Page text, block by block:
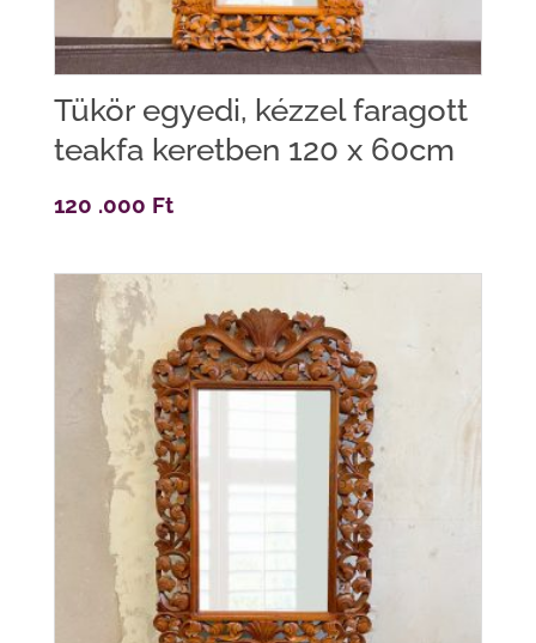
Tükör egyedi, kézzel faragott
teakfa keretben 120 x 60cm
120 .000 Ft